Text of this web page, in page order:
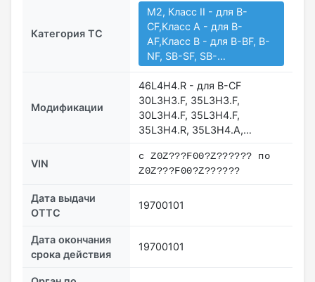
Категория ТС
M2, Класс II - для B-
CF,Класс A - для B-
AF,Класс B - для B-BF, B-
NF, SB-SF, SB-…
Модификации
46L4H4.R - для B-CF
30L3H3.F, 35L3H3.F,
30L3H4.F, 35L3H4.F,
35L3H4.R, 35L3H4.A,…
VIN
с Z0Z???F00?Z?????? по
Z0Z???F00?Z??????
Дата выдачи
ОТТС
19700101
Дата окончания
срока действия
19700101